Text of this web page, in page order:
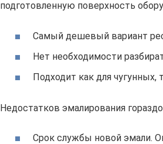
подготовленную поверхность
Самый дешевый вариант
Нет необходимости
Подходит как для чугунных,
Недостатков эмалирования
Срок службы новой эмали.